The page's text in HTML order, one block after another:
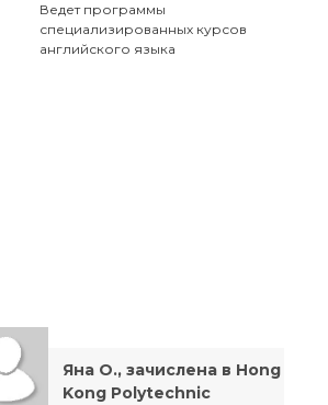
Ведет программы
специализированных курсов
английского языка
Яна О., зачислена в Hong
Kong Polytechnic